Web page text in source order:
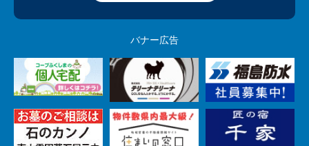
バナー広告